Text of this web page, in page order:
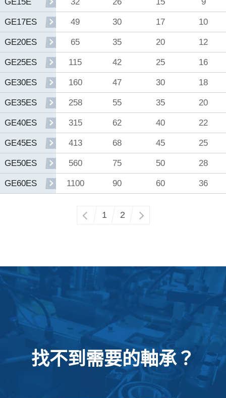
GE15E
GE17ES 49 30 17 10
GE20ES 65 35 20 12
GE25ES 115 42 25 16
GE30ES 160 47 30 18
GE35ES 258 55 35 20
GE40ES 315 62 40 22
GE45ES 413 68 45 25
GE50ES 560 75 50 28
GE60ES 1100 90 60 36
‹ 1 2 ›
找不到需要的軸承？